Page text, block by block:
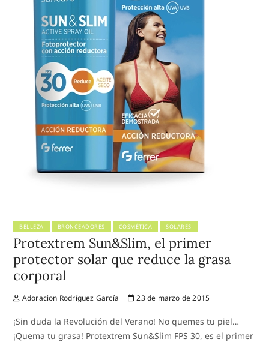
BELLEZA BRONCEADORES COSMÉTICA SOLARES
Protextrem Sun&Slim, el primer
protector solar que reduce la grasa
corporal
Adoracion Rodríguez García 23 de marzo de 2015
¡Sin duda la Revolución del Verano! No quemes tu piel…
¡Quema tu grasa! Protextrem Sun&Slim FPS 30, es el primer